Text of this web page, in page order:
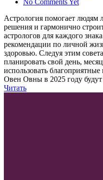
No Comments Yet
Астрология помогает людям
решения и гармонично
астрологов для каждого
рекомендации по личной
здоровью. Следуя этим
планировать свой день,
использовать
Овен Овны в 2025 году
Читать